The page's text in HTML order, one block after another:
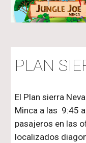
PLAN
El Plan sierra
Minca a las 9:45
pasajeros en las
localizados